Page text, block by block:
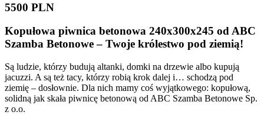
5500 PLN
Kopułowa piwnica betonowa 240x300x245 od ABC
Szamba Betonowe – Twoje królestwo pod ziemią!
Są ludzie, którzy budują altanki, domki na drzewie albo kupują
jacuzzi. A są też tacy, którzy robią krok dalej i… schodzą pod
ziemię – dosłownie. Dla nich mamy coś wyjątkowego: kopułową,
solidną jak skała piwnicę betonową od ABC Szamba Betonowe Sp.
z o.o.